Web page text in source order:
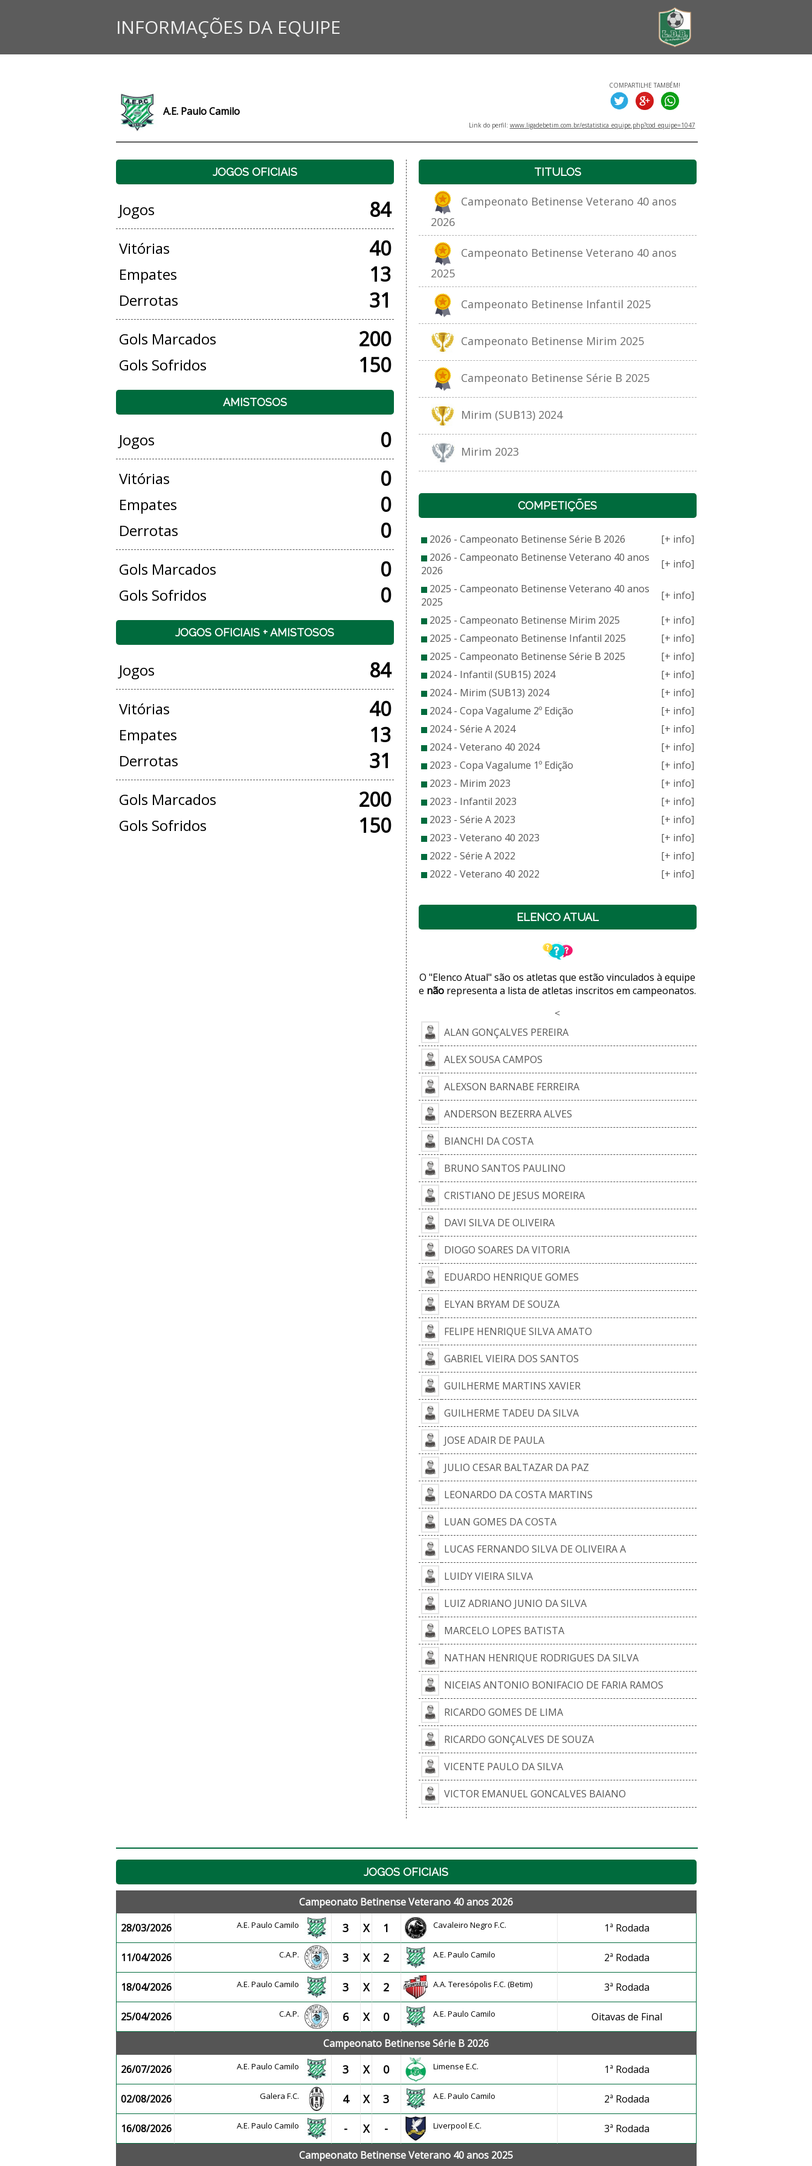
INFORMAÇÕES DA EQUIPE
A.E. Paulo Camilo
COMPARTILHE TAMBÉM!
Link do perfil: www.ligadebetim.com.br/estatistica_equipe.php?cod_equipe=1047
JOGOS OFICIAIS
Jogos 84
Vitórias 40
Empates 13
Derrotas 31
Gols Marcados 200
Gols Sofridos 150
AMISTOSOS
Jogos 0
Vitórias 0
Empates 0
Derrotas 0
Gols Marcados 0
Gols Sofridos 0
JOGOS OFICIAIS + AMISTOSOS
Jogos 84
Vitórias 40
Empates 13
Derrotas 31
Gols Marcados 200
Gols Sofridos 150
TITULOS
Campeonato Betinense Veterano 40 anos
2026
Campeonato Betinense Veterano 40 anos
2025
Campeonato Betinense Infantil 2025
Campeonato Betinense Mirim 2025
Campeonato Betinense Série B 2025
Mirim (SUB13) 2024
Mirim 2023
COMPETIÇÕES
2026 - Campeonato Betinense Série B 2026
[+ info]
2026 - Campeonato Betinense Veterano 40 anos
2026
[+ info]
2025 - Campeonato Betinense Veterano 40 anos
2025
[+ info]
2025 - Campeonato Betinense Mirim 2025
[+ info]
2025 - Campeonato Betinense Infantil 2025
[+ info]
2025 - Campeonato Betinense Série B 2025
[+ info]
2024 - Infantil (SUB15) 2024
[+ info]
2024 - Mirim (SUB13) 2024
[+ info]
2024 - Copa Vagalume 2º Edição
[+ info]
2024 - Série A 2024
[+ info]
2024 - Veterano 40 2024
[+ info]
2023 - Copa Vagalume 1º Edição
[+ info]
2023 - Mirim 2023
[+ info]
2023 - Infantil 2023
[+ info]
2023 - Série A 2023
[+ info]
2023 - Veterano 40 2023
[+ info]
2022 - Série A 2022
[+ info]
2022 - Veterano 40 2022
[+ info]
ELENCO ATUAL
O "Elenco Atual" são os atletas que estão vinculados à equipe
e não representa a lista de atletas inscritos em campeonatos.
<
ALAN GONÇALVES PEREIRA
ALEX SOUSA CAMPOS
ALEXSON BARNABE FERREIRA
ANDERSON BEZERRA ALVES
BIANCHI DA COSTA
BRUNO SANTOS PAULINO
CRISTIANO DE JESUS MOREIRA
DAVI SILVA DE OLIVEIRA
DIOGO SOARES DA VITORIA
EDUARDO HENRIQUE GOMES
ELYAN BRYAM DE SOUZA
FELIPE HENRIQUE SILVA AMATO
GABRIEL VIEIRA DOS SANTOS
GUILHERME MARTINS XAVIER
GUILHERME TADEU DA SILVA
JOSE ADAIR DE PAULA
JULIO CESAR BALTAZAR DA PAZ
LEONARDO DA COSTA MARTINS
LUAN GOMES DA COSTA
LUCAS FERNANDO SILVA DE OLIVEIRA A
LUIDY VIEIRA SILVA
LUIZ ADRIANO JUNIO DA SILVA
MARCELO LOPES BATISTA
NATHAN HENRIQUE RODRIGUES DA SILVA
NICEIAS ANTONIO BONIFACIO DE FARIA RAMOS
RICARDO GOMES DE LIMA
RICARDO GONÇALVES DE SOUZA
VICENTE PAULO DA SILVA
VICTOR EMANUEL GONCALVES BAIANO
JOGOS OFICIAIS
Campeonato Betinense Veterano 40 anos 2026
28/03/2026
A.E. Paulo Camilo 3 X 1 Cavaleiro Negro F.C. 1ª Rodada
11/04/2026 C.A.P. 3 X 2 A.E. Paulo Camilo 2ª Rodada
18/04/2026 A.E. Paulo Camilo 3 X 2 A.A. Teresópolis F.C. (Betim) 3ª Rodada
25/04/2026 C.A.P. 6 X 0 A.E. Paulo Camilo
Oitavas de Final
Campeonato Betinense Série B 2026
26/07/2026
A.E. Paulo Camilo 3 X 0 Limense E.C. 1ª Rodada
02/08/2026 Galera F.C. 4 X 3 A.E. Paulo Camilo 2ª Rodada
16/08/2026 A.E. Paulo Camilo - X - Liverpool E.C.
3ª Rodada
Campeonato Betinense Veterano 40 anos 2025